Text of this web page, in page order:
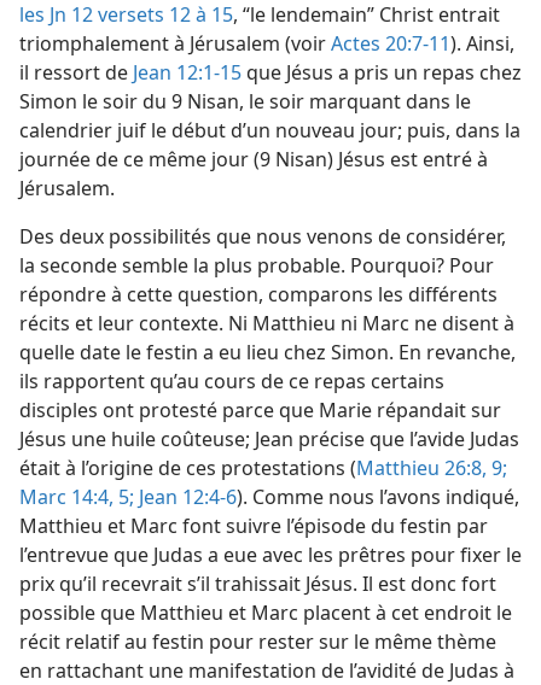
les Jn 12 versets 12 à 15, “le lendemain” Christ entrait
triomphalement à Jérusalem (voirActes 20:7-11). Ainsi,
il ressort de Jean 12:1-15que Jésus a pris un repas chez
Simon le soir du 9 Nisan, le soir marquant dans le
calendrier juif le début d’un nouveau jour; puis, dans la
journée de ce même jour (9 Nisan) Jésus est entré à
Jérusalem.
Des deux possibilités que nous venons de considérer,
la seconde semble la plus probable. Pourquoi? Pour
répondre à cette question, comparons les différents
récits et leur contexte. Ni Matthieu ni Marc ne disent à
quelle date le festin a eu lieu chez Simon. En revanche,
ils rapportent qu’au cours de ce repas certains
disciples ont protesté parce que Marie répandait sur
Jésus une huile coûteuse; Jean précise que l’avide Judas
était à l’origine de ces protestations (Matthieu 26:8, 9;
Marc 14:4, 5; Jean 12:4-6). Comme nous l’avons indiqué,
Matthieu et Marc font suivre l’épisode du festin par
l’entrevue que Judas a eue avec les prêtres pour fixer le
prix qu’il recevrait s’il trahissait Jésus. Il est donc fort
possible que Matthieu et Marc placent à cet endroit le
récit relatif au festin pour rester sur le même thème
en rattachant une manifestation de l’avidité de Judas à